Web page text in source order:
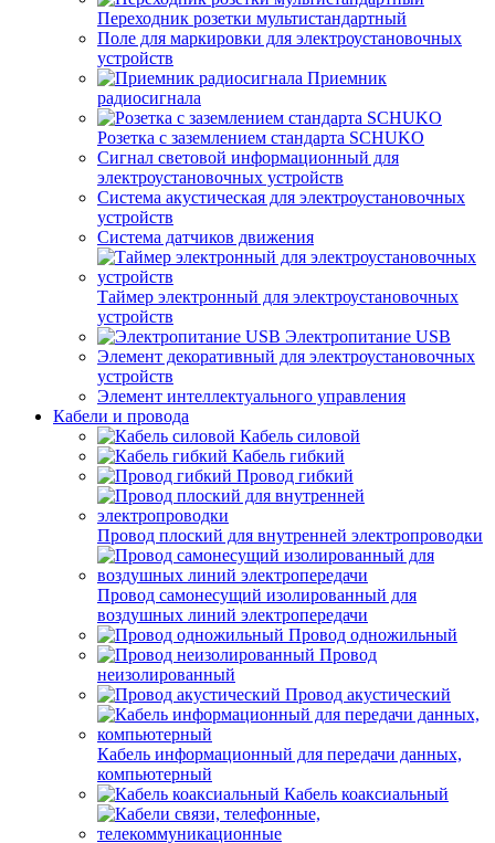
Переходник розетки мультистандартный
Поле для маркировки для электроустановочных
устройств
Приемник
радиосигнала
Розетка с заземлением стандарта SCHUKO
Сигнал световой информационный для
электроустановочных устройств
Система акустическая для электроустановочных
устройств
Система датчиков движения
Таймер электронный для электроустановочных
устройств
Электропитание USB
Элемент декоративный для электроустановочных
устройств
Элемент интеллектуального управления
Кабели и провода
Кабель силовой
Кабель гибкий
Провод гибкий
Провод плоский для внутренней электропроводки
Провод самонесущий изолированный для
воздушных линий электропередачи
Провод одножильный
Провод
неизолированный
Провод акустический
Кабель информационный для передачи данных,
компьютерный
Кабель коаксиальный